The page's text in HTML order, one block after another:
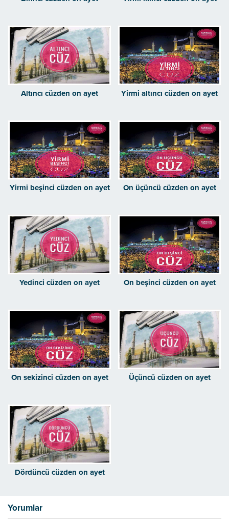
Altıncı cüzden on ayet Yirmi altıncı cüzden on ayet
Yirmi beşinci cüzden on ayet On üçüncü cüzden on ayet
Yedinci cüzden on ayet On beşinci cüzden on ayet
On sekizinci cüzden on ayet Üçüncü cüzden on ayet
Dördüncü cüzden on ayet
Yorumlar